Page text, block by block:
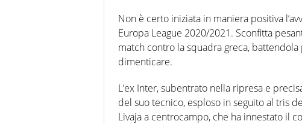
Non è certo iniziata in maniera positiva
Europa League 2020/2021. Sconfitta
match contro la squadra greca,
dimenticare.
L’ex Inter, subentrato nella ripresa e
del suo tecnico, esploso in seguito al tris
Livaja a centrocampo, che ha innestato il